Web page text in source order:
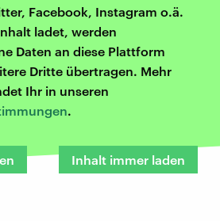
Facebook, Instagram o.ä.
ladet, werden
Daten an diese Plattform
Dritte übertragen. Mehr
Ihr in unseren
.
Inhalt immer laden